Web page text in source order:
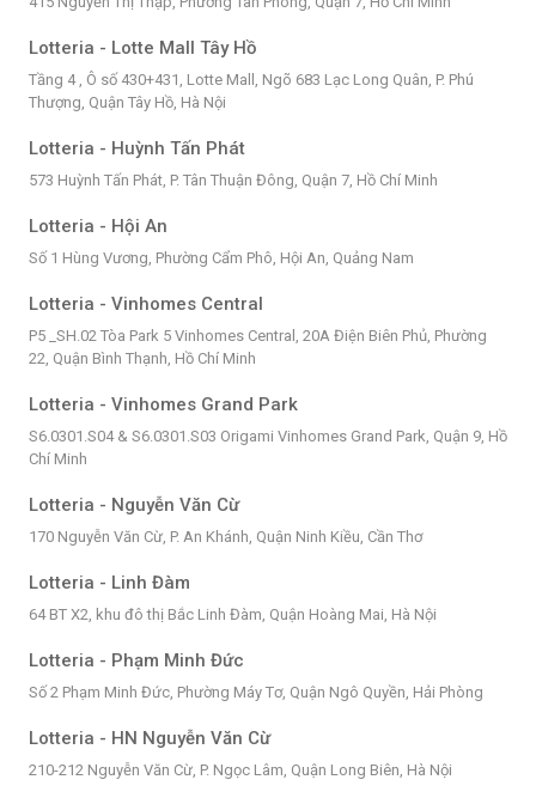
Lotteria - Lotte Mall Tây Hồ
Tầng 4 , Ô số 430+431, Lotte Mall, Ngõ 683 Lạc Long Quân, P. Phú
Thượng, Quận Tây Hồ, Hà Nội
Lotteria - Huỳnh Tấn Phát
573 Huỳnh Tấn Phát, P. Tân Thuận Đông, Quận 7, Hồ Chí Minh
Lotteria - Hội An
Số 1 Hùng Vương, Phường Cẩm Phô, Hội An, Quảng Nam
Lotteria - Vinhomes Central
P5 _SH.02 Tòa Park 5 Vinhomes Central, 20A Điện Biên Phủ, Phường
22, Quận Bình Thạnh, Hồ Chí Minh
Lotteria - Vinhomes Grand Park
S6.0301.S04 & S6.0301.S03 Origami Vinhomes Grand Park, Quận 9, Hồ
Chí Minh
Lotteria - Nguyễn Văn Cừ
170 Nguyễn Văn Cừ, P. An Khánh, Quận Ninh Kiều, Cần Thơ
Lotteria - Linh Đàm
64 BT X2, khu đô thị Bắc Linh Đàm, Quận Hoàng Mai, Hà Nội
Lotteria - Phạm Minh Đức
Số 2 Phạm Minh Đức, Phường Máy Tơ, Quận Ngô Quyền, Hải Phòng
Lotteria - HN Nguyễn Văn Cừ
210-212 Nguyễn Văn Cừ, P. Ngọc Lâm, Quận Long Biên, Hà Nội